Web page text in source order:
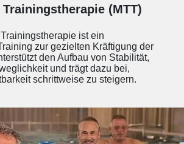
(MTT)
ist ein
zur gezielten Kräftigung der
den Aufbau von Stabilität,
und trägt dazu bei,
schrittweise zu steigern.